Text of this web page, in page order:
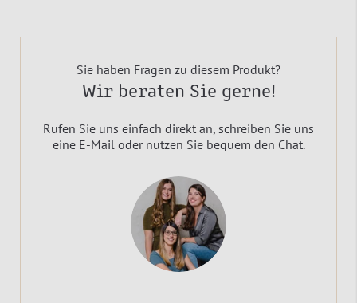
Sie haben Fragen zu diesem Produkt?
Wir beraten Sie gerne!
Rufen Sie uns einfach direkt an, schreiben Sie uns
eine E-Mail oder nutzen Sie bequem den Chat.